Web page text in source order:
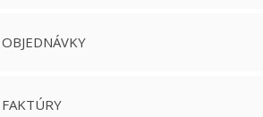
OBJEDNÁVKY
FAKTÚRY